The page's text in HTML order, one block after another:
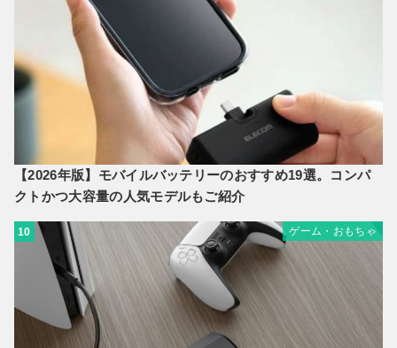
【2026年版】モバイルバッテリーのおすすめ19選。コンパ
クトかつ大容量の人気モデルもご紹介
10 ゲーム・おもちゃ